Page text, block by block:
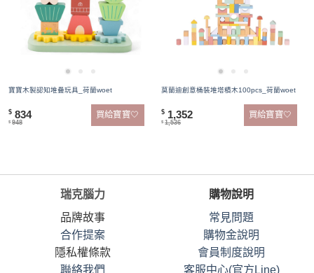
寶寶木製認知堆疊玩具_荷蘭woet
$ 834
$ 948
買給寶寶🤍
莫蘭迪創意桶裝堆塔積木100pcs_荷蘭woet
$ 1,352
$ 1,536
買給寶寶🤍
瑞克腦力
品牌故事
合作提案
隱私權條款
聯絡我們
購物說明
常見問題
購物金說明
會員制度說明
客服中心(官方Line)